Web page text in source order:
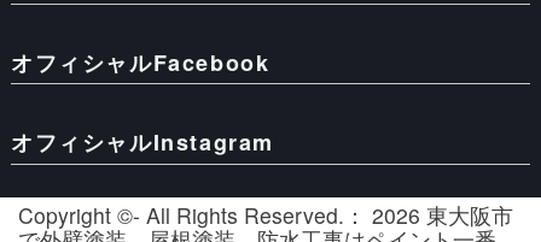
オフィシャルFacebook
オフィシャルInstagram
Copyright ©- All Rights Reserved.： 2026 東大阪市